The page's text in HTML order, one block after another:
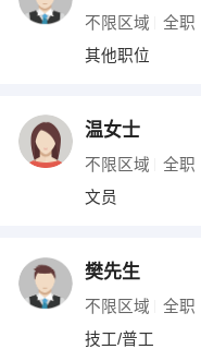
其他职位
不限区域 全职
其他职位
温女士
不限区域 全职
文员
樊先生
不限区域 全职
技工/普工